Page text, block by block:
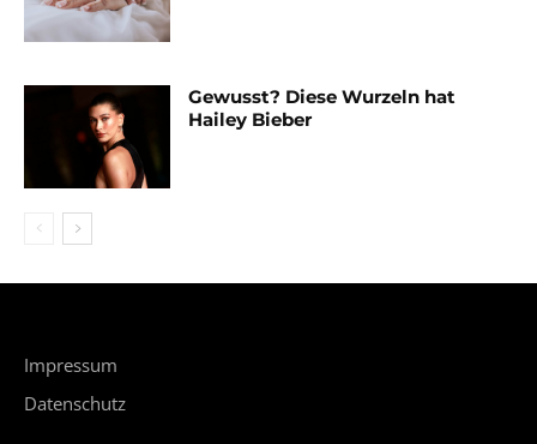
Gewusst? Diese Wurzeln hat
Hailey Bieber
Impressum
Datenschutz